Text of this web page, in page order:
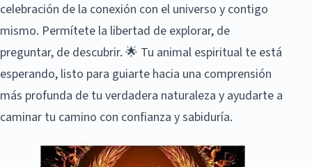
celebración de la conexión con el universo y contigo
mismo. Permítete la libertad de explorar, de
preguntar, de descubrir. 🌟 Tu animal espiritual te está
esperando, listo para guiarte hacia una comprensión
más profunda de tu verdadera naturaleza y ayudarte a
caminar tu camino con confianza y sabiduría.